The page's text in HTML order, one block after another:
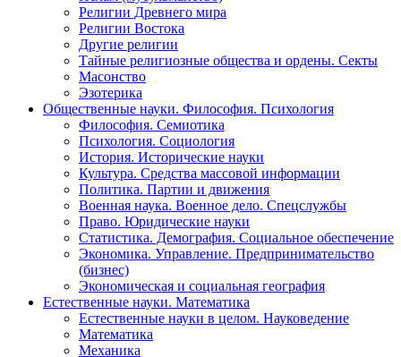
Религии Древнего мира
Религии Востока
Другие религии
Тайные религиозные общества и ордены. Секты
Масонство
Эзотерика
Общественные науки. Философия. Психология
Философия. Семиотика
Психология. Социология
История. Исторические науки
Культура. Средства массовой информации
Политика. Партии и движения
Военная наука. Военное дело. Спецслужбы
Право. Юридические науки
Статистика. Демография. Социальное обеспечение
Экономика. Управление. Предпринимательство
(бизнес)
Экономическая и социальная география
Естественные науки. Математика
Естественные науки в целом. Науковедение
Математика
Механика